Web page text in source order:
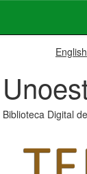
English
Biblioteca Digital